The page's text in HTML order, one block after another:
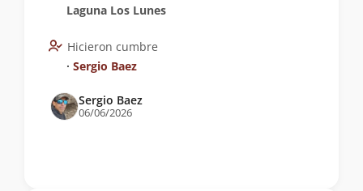
Laguna Los Lunes
Hicieron cumbre
∙ Sergio Baez
Sergio Baez
06/06/2026